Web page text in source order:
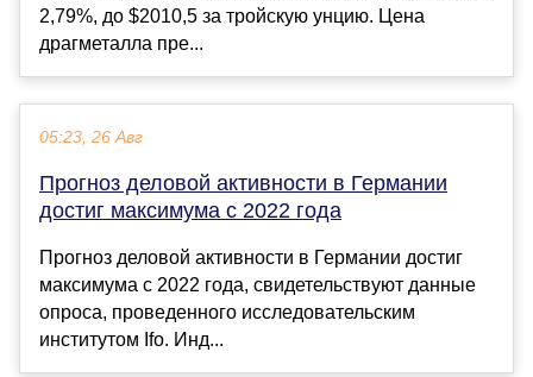
2,79%, до $2010,5 за тройскую унцию. Цена
драгметалла пре...
05:23, 26 Авг
Прогноз деловой активности в Германии
достиг максимума с 2022 года
Прогноз деловой активности в Германии достиг
максимума с 2022 года, свидетельствуют данные
опроса, проведенного исследовательским
институтом Ifo. Инд...